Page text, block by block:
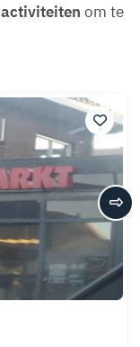
activiteiten om te